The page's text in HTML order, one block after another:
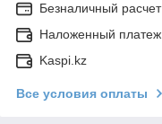
Безналичный расчет
Наложенный платеж
Kaspi.kz
Все условия оплаты